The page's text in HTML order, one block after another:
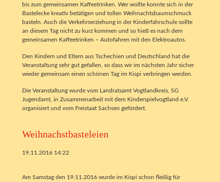
bis zum gemeinsamen Kaffeetrinken. Wer wollte konnte sich in der
Bastelecke kreativ betätigen und tollen Weihnachtsbaumschmuck
basteln. Auch die Verkehrserziehung in der Kinderfahrschule sollte
an diesem Tag nicht zu kurz kommen und so hieß es nach dem
gemeinsamen Kaffeetrinken – Autofahren mit den Elektroautos.
Den Kindern und Eltern aus Tschechien und Deutschland hat die
Veranstaltung sehr gut gefallen, so dass wir im nächsten Jahr sicher
wieder gemeinsam einen schönen Tag im Kispi verbringen werden.
Die Veranstaltung wurde vom Landratsamt Vogtlandkreis, SG
Jugendamt, in Zusammenarbeit mit dem Kinderspielvogtland e.V.
organisiert und vom Freistaat Sachsen gefördert.
Weihnachstbasteleien
19.11.2016 14:22
Am Samstag den 19.11.2016 wurde im Kispi schon fleißig für